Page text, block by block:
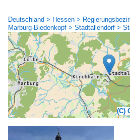
Deutschland > Hessen >
Marburg-Biedenkopf > Stadtallendorf >
(C)